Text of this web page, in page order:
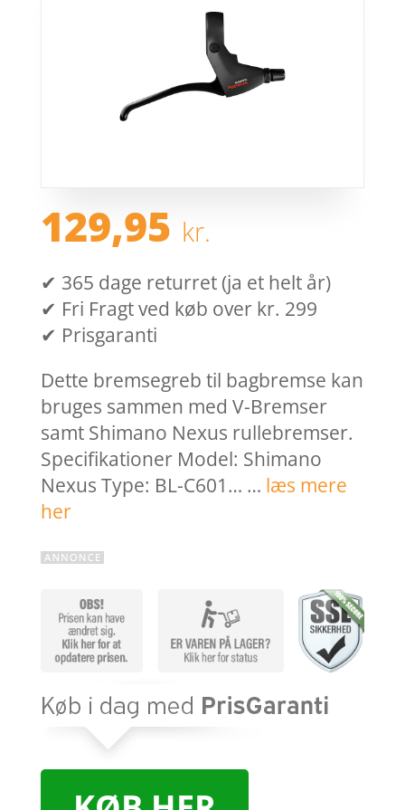
129,95 kr.
✔ 365 dage returret (ja et helt år)
✔ Fri Fragt ved køb over kr. 299
✔ Prisgaranti
Dette bremsegreb til bagbremse kan
bruges sammen med V-Bremser
samt Shimano Nexus rullebremser.
Specifikationer Model: Shimano
Nexus Type: BL-C601… … læs mere
her